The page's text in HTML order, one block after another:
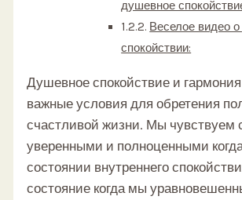
душевное
Веселое видео
спокойствии:
Душевное спокойствие и
важные условия для обретения
счастливой жизни. Мы чувствуем
уверенными и полноценными
состоянии внутреннего
состояние когда мы